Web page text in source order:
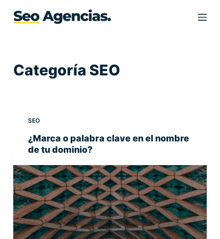
S
a
e
n
d
o
Categoría SEO
SEO
¿Marca o palabra clave en el nombre
de tu dominio?